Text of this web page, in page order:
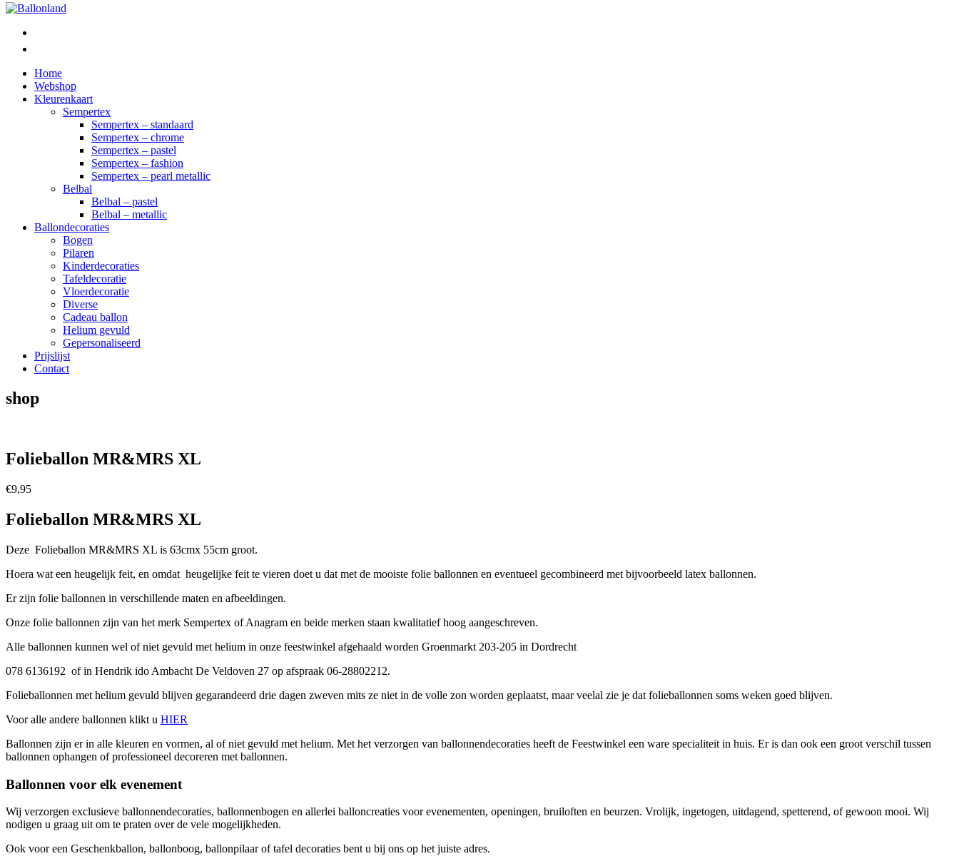
Home
Webshop
Kleurenkaart
Sempertex
Sempertex – standaard
Sempertex – chrome
Sempertex – pastel
Sempertex – fashion
Sempertex – pearl metallic
Belbal
Belbal – pastel
Belbal – metallic
Ballondecoraties
Bogen
Pilaren
Kinderdecoraties
Tafeldecoratie
Vloerdecoratie
Diverse
Cadeau ballon
Helium gevuld
Gepersonaliseerd
Prijslijst
Contact
shop
Folieballon MR&MRS XL
€9,95
Folieballon MR&MRS XL
Deze Folieballon MR&MRS XL is 63cmx 55cm groot.
Hoera wat een heugelijk feit, en omdat heugelijke feit te vieren doet u dat met de mooiste folie ballonnen en eventueel gecombineerd met bijvoorbeeld latex ballonnen.
Er zijn folie ballonnen in verschillende maten en afbeeldingen.
Onze folie ballonnen zijn van het merk Sempertex of Anagram en beide merken staan kwalitatief hoog aangeschreven.
Alle ballonnen kunnen wel of niet gevuld met helium in onze feestwinkel afgehaald worden Groenmarkt 203-205 in Dordrecht
078 6136192 of in Hendrik ido Ambacht De Veldoven 27 op afspraak 06-28802212.
Folieballonnen met helium gevuld blijven gegarandeerd drie dagen zweven mits ze niet in de volle zon worden geplaatst, maar veelal zie je dat folieballonnen soms weken goed blijven.
Voor alle andere ballonnen klikt u HIER
Ballonnen zijn er in alle kleuren en vormen, al of niet gevuld met helium. Met het verzorgen van ballonnendecoraties heeft de Feestwinkel een ware specialiteit in huis. Er is dan ook een groot verschil tussen
ballonnen ophangen of professioneel decoreren met ballonnen.
Ballonnen voor elk evenement
Wij verzorgen exclusieve ballonnendecoraties, ballonnenbogen en allerlei balloncreaties voor evenementen, openingen, bruiloften en beurzen. Vrolijk, ingetogen, uitdagend, spetterend, of gewoon mooi. Wij
nodigen u graag uit om te praten over de vele mogelijkheden.
Ook voor een Geschenkballon, ballonboog, ballonpilaar of tafel decoraties bent u bij ons op het juiste adres.